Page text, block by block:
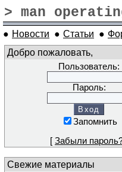
> man
● Новости ● Статьи ●
Добро пожаловать,
Пользователь:
Пароль:
Запомнить
[ Забыли
Свежие материалы